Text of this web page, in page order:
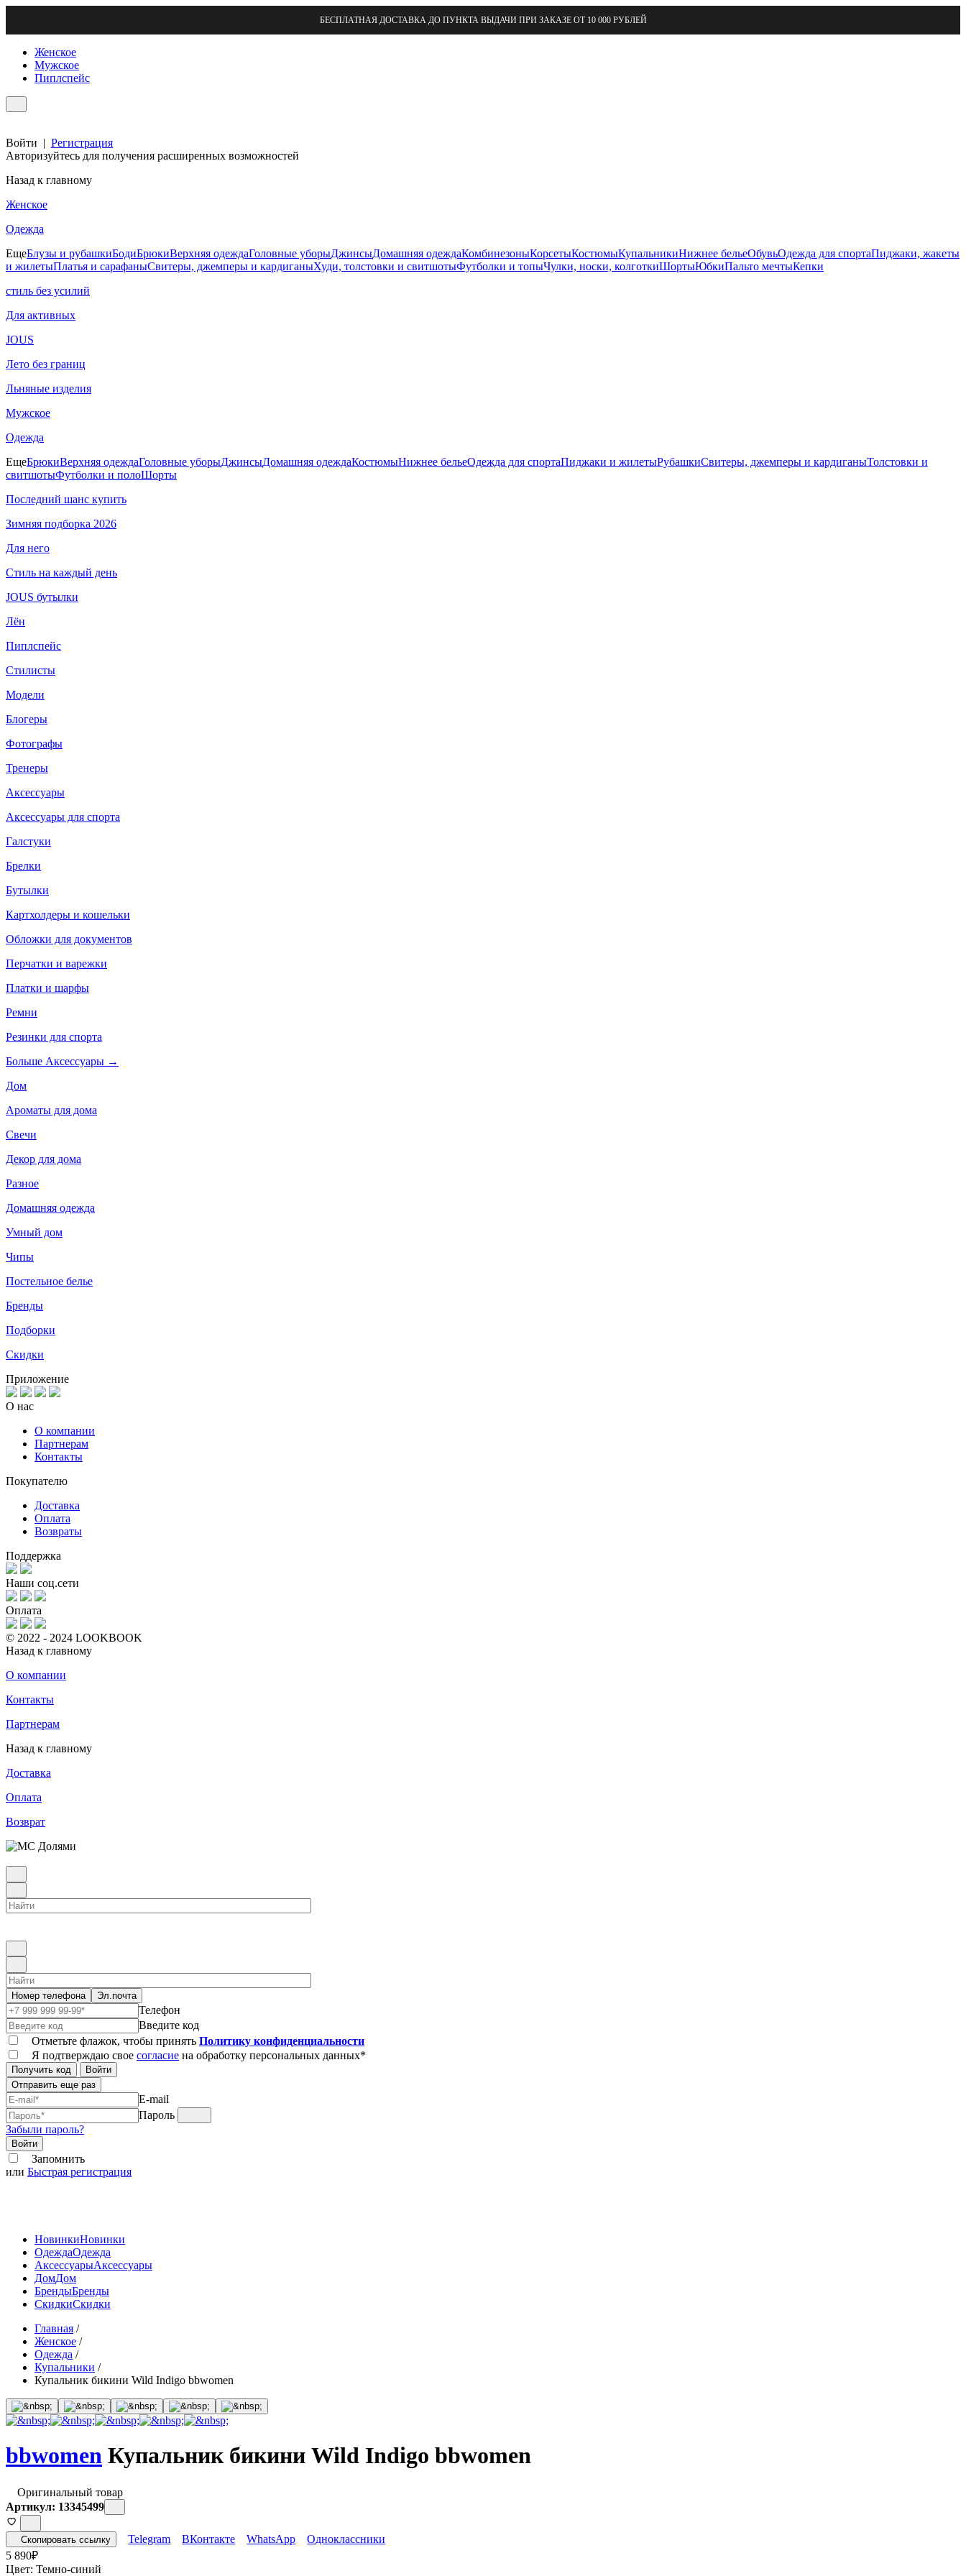
БЕСПЛАТНАЯ ДОСТАВКА ДО ПУНКТА ВЫДАЧИ ПРИ ЗАКАЗЕ ОТ 10 000 РУБЛЕЙ
Женское
Мужское
Пиплспейс
Войти | Регистрация
Авторизуйтесь для получения расширенных возможностей
Назад к главному
Женское
Одежда
ЕщеБлузы и рубашкиБодиБрюкиВерхняя одеждаГоловные уборыДжинсыДомашняя одеждаКомбинезоныКорсетыКостюмыКупальникиНижнее бельеОбувьОдежда для спортаПиджаки, жакеты
и жилетыПлатья и сарафаныСвитеры, джемперы и кардиганыХуди, толстовки и свитшотыФутболки и топыЧулки, носки, колготкиШортыЮбкиПальто мечтыКепки
стиль без усилий
Для активных
JOUS
Лето без границ
Льняные изделия
Мужское
Одежда
ЕщеБрюкиВерхняя одеждаГоловные уборыДжинсыДомашняя одеждаКостюмыНижнее бельеОдежда для спортаПиджаки и жилетыРубашкиСвитеры, джемперы и кардиганыТолстовки и
свитшотыФутболки и полоШорты
Последний шанс купить
Зимняя подборка 2026
Для него
Стиль на каждый день
JOUS бутылки
Лён
Пиплспейс
Стилисты
Модели
Блогеры
Фотографы
Тренеры
Аксессуары
Аксессуары для спорта
Галстуки
Брелки
Бутылки
Картхолдеры и кошельки
Обложки для документов
Перчатки и варежки
Платки и шарфы
Ремни
Резинки для спорта
Больше Аксессуары →
Дом
Ароматы для дома
Свечи
Декор для дома
Разное
Домашняя одежда
Умный дом
Чипы
Постельное белье
Бренды
Подборки
Скидки
Приложение
О нас
О компании
Партнерам
Контакты
Покупателю
Доставка
Оплата
Возвраты
Поддержка
Наши соц.сети
Оплата
© 2022 - 2024 LOOKBOOK
Назад к главному
О компании
Контакты
Партнерам
Назад к главному
Доставка
Оплата
Возврат
Номер телефона Эл.почта
Телефон
Введите код
Отметьте флажок, чтобы принять Политику конфиденциальности
Я подтверждаю свое согласие на обработку персональных данных*
Получить код
Войти
Отправить еще раз
E-mail
Пароль
Забыли пароль?
Войти
Запомнить
или Быстрая регистрация
НовинкиНовинки
ОдеждаОдежда
АксессуарыАксессуары
ДомДом
БрендыБренды
СкидкиСкидки
Главная /
Женское /
Одежда /
Купальники /
Купальник бикини Wild Indigo bbwomen
bbwomen Купальник бикини Wild Indigo bbwomen
Оригинальный товар
Артикул: 13345499
Скопировать ссылку Telegram ВКонтакте WhatsApp
Одноклассники
5 890₽
Цвет: Темно-синий